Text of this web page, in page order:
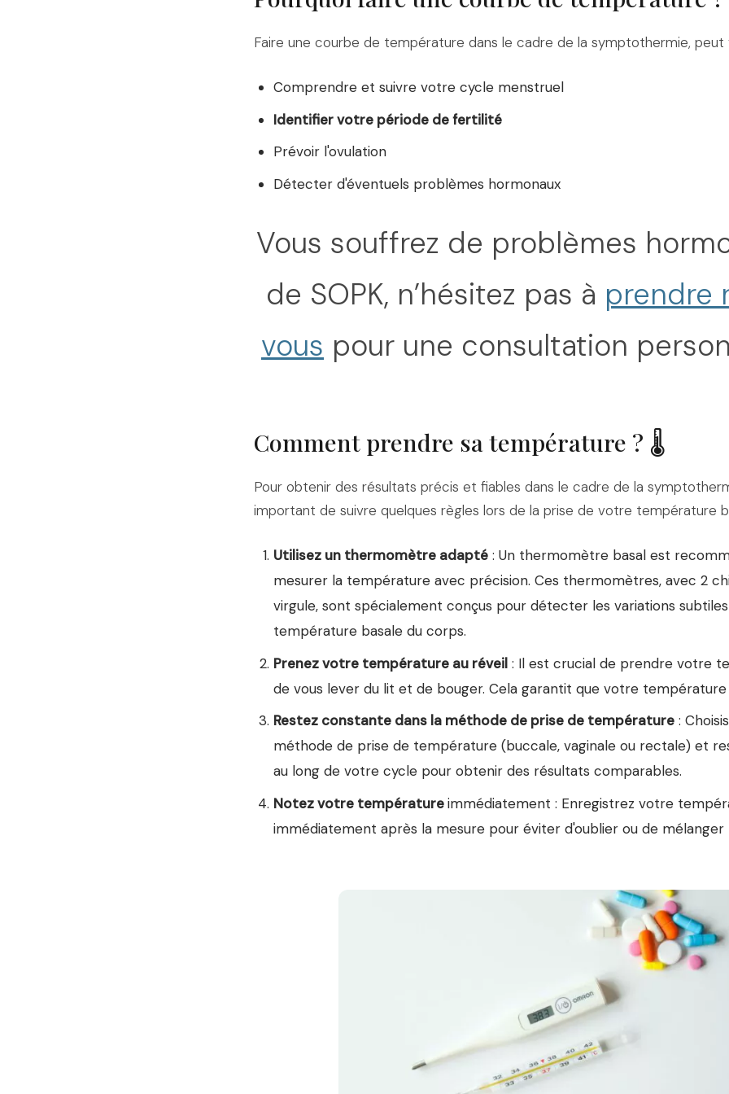
Faire une courbe de température dans le cadre de la symptothermie, peut
Comprendre et suivre votre cycle menstruel
Identifier votre période de fertilité
Prévoir l'ovulation
Détecter d'éventuels problèmes hormonaux
Vous souffrez de problèmes
de SOPK, n’hésitez pas à prendre
vous pour une consultation
Comment prendre sa température ? 🌡️
Pour obtenir des résultats précis et fiables dans le cadre de la
important de suivre quelques règles lors de la prise de votre température
Utilisez un thermomètre adapté: Un thermomètre basal est
mesurer la température avec précision. Ces thermomètres, avec 2
virgule, sont spécialement conçus pour détecter les variations
température basale du corps.
Prenez votre température au réveil: Il est crucial de prendre votre
de vous lever du lit et de bouger. Cela garantit que votre température
Restez constante dans la méthode de prise de température:
méthode de prise de température (buccale, vaginale ou rectale) et
au long de votre cycle pour obtenir des résultats comparables.
Notez votre températureimmédiatement : Enregistrez votre
immédiatement après la mesure pour éviter d'oublier ou de mélanger